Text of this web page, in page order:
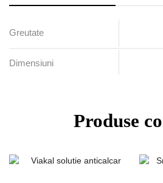
Greutate
Dimensiuni
Produse